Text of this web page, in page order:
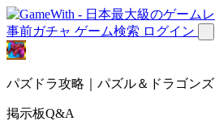
事前ガチャ ゲーム検索 ログイン
パズドラ攻略｜パズル＆ドラゴンズ
掲示板Q&A